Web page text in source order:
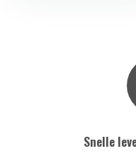
Snelle